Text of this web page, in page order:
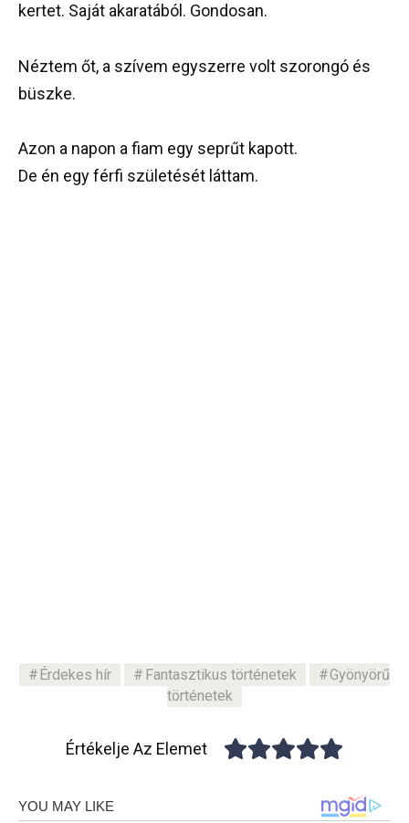
kertet. Saját akaratából. Gondosan.
Néztem őt, a szívem egyszerre volt szorongó és
büszke.
Azon a napon a fiam egy seprűt kapott.
De én egy férfi születését láttam.
Érdekes hír Fantasztikus történetek
Gyönyörű
történetek
Értékelje Az Elemet